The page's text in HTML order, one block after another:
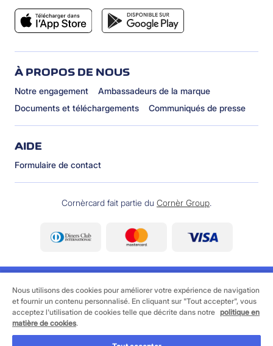
À PROPOS DE NOUS
Notre engagement
Ambassadeurs de la marque
Documents et téléchargements
Communiqués de presse
AIDE
Formulaire de contact
Cornèrcard fait partie du Cornèr Group.
©2026 Cornèrcard - Cornèr Banque SA, Cornèrcard,
Via Canova 16, 6901 Lugano
Nous utilisons des cookies pour améliorer votre expérience de navigation
et fournir un contenu personnalisé. En cliquant sur "Tout accepter", vous
acceptez l'utilisation de cookies telle que décrite dans notre politique en
matière de cookies.